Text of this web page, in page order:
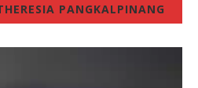
PANGKALPINANG